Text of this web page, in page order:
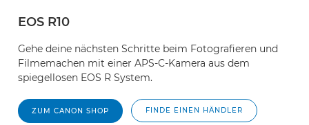
EOS R10
Gehe deine nächsten Schritte beim Fotografieren und
Filmemachen mit einer APS-C-Kamera aus dem
spiegellosen EOS R System.
ZUM CANON SHOP FINDE EINEN HÄNDLER